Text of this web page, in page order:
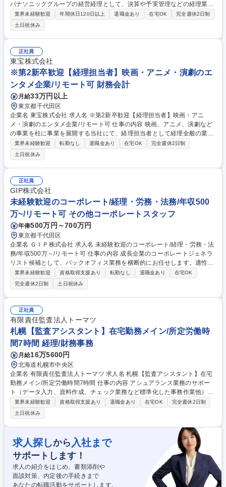
パナソニックグループの経営経理として、決算や予実管理などの経理業務
から、ＤＸ・ＡＩを活用した業務プロセス改善、経営管理の支援まで幅広
く担当。 ・経理・会計業務（決算、工場会計、予実・資金管理等） ・業
務プロセス改善（ＤＸ・ＡＩ活用の業務効率化） ・事業戦略支援（目標策
定の基礎業務等） ・内部統制、経営分析、経営管理など 専門性を高めな
がら、業務改善や周囲との連携においてリーダーシップを発揮し、将来的
にはチームを牽引する役割を担っていただきます。 募集職種 【福岡】経
理（未経験歓迎）/経理・財務のCoEで経営貢献/DX推進
業界未経験歓迎 年間休日120日以上 退職金あり 在宅OK
完全週休2日制
土日祝休み
正社員
東宝株式会社
※第2新卒歓迎【経理担当者】映画・アニメ・演劇のエ
ンタメ企業/リモート可 財務会計
月給33万円以上
東京都千代田区
企業名 東宝株式会社 求人名 ※第2新卒歓迎【経理担当者】映画・アニ
メ・演劇のエンタメ企業/リモート可 仕事の内容 映画、アニメ、演劇など
の事業を柱に事業を展開する当社にて、経理担当者として経理全般の業務
をお任せします。 【具体的には】 ・各本部の損益計算および分析業務、
支払手続、経費精算システムにかかる業務 ・経営情報管理システムの帳簿
利用にかかる統括業務 ・決算業務や開示請求業務 等 募集職種 ※第2新卒
歓迎【経理担当者】映画・アニメ・演劇のエンタメ企業/リモート可
業界未経験歓迎 転勤なし 退職金あり 在宅OK
完全週休2日制
土日祝休み
正社員
GIP株式会社
未経験歓迎のコーポレート/経理・労務・法務/年収500
万~/リモート可 その他コーポレートスタッフ
年俸500万円～700万円
東京都千代田区
企業名 ＧＩＰ株式会社 求人名 未経験歓迎のコーポレート/経理・労務・法
務/年収500万～/リモート可 仕事の内容 成長企業のコーポレートジェネラ
リスト候補として、バックオフィス業務を横断的にお任せします。適性に
合わせて、経理、総務、労務、法務などの基礎実務からスタートし、徐々
に領域を広げていただきます。 先輩のサポートのもと、以下の業務を少し
ずつキャッチアップします。 (1)経理・総務：経費精算、仕訳入力、契約
書管理、社内イベント運営 (2)労務・法務：入退社手続きサポート、勤怠
管理、法務チェック依頼対応 (3)プロジェクト：2026年冬想定のオフィス
移転、IPO準備に伴う対応 ★外部の税理士・社労士・弁護士とも連携しな
がら、専門知識をイチから網羅できる育成枠です。 募集職種 未経験歓迎
のコーポレート/経理・労務・法務/年収500万～/リモート可
業界未経験歓迎 資格取得支援あり 転勤なし 退職金あり
在宅OK
完全週休2日制
土日祝休み
正社員
有限責任監査法人トーマツ
札幌【監査アシスタント】在宅勤務メイン/所定労働時
間7時間 経理/財務事務
月給16万5600円
北海道札幌市中央区
企業名 有限責任監査法人トーマツ 求人名 札幌【監査アシスタント】在宅
勤務メイン/所定労働時間7時間 仕事の内容 アシュアランス業務のサポー
ト（データ入力、資料作成、チェック業務など標準化した事務作業他）を
お任せします。 ■業務内容例↓ ・補助金関連の検査・精算業務（主に証憑
突合と報告のための基礎情報作成等） ・内部監査・J-SOX Testing（主に
証憑突合や内部監査調書のドラフティング等） ・開示関連業務（数値入
力・確認作業等） ・経理BPO業務サポート ・その他アドバイザリー業務
に係るサポート 募集職種 札幌【監査アシスタント】在宅勤務メイン/所定
労働時間7時間
業界未経験歓迎 資格取得支援あり 退職金あり 在宅OK
完全週休2日制
土日祝休み
求人探しから 入社まで
サポートします！
求人の紹介をはじめ、書類添削や
面談対策、内定後の手続きまで
あなたの転職活動をサポートします。